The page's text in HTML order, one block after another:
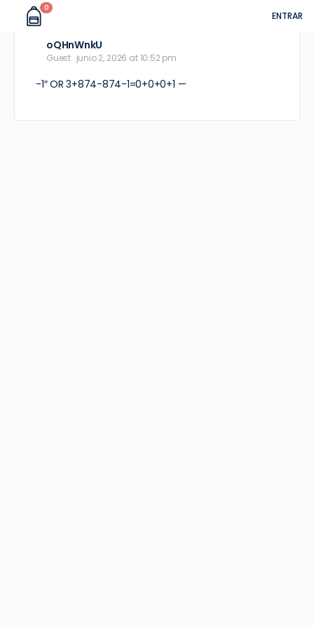
0
ENTRAR
oQHnWnkU
Guest junio 2, 2026 at 10:52 pm
-1″ OR 3+874-874-1=0+0+0+1 —